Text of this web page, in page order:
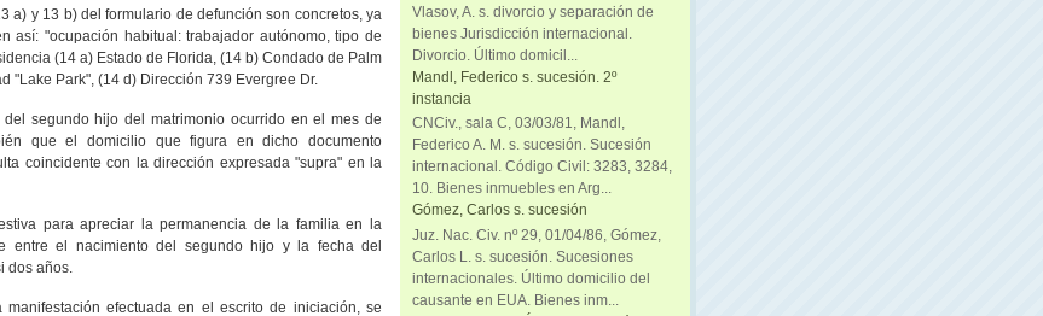
a) y 13 b) del formulario de defunción son concretos, ya
así: "ocupación habitual: trabajador autónomo, tipo de
(14 a) Estado de Florida, (14 b) Condado de Palm
"Lake Park", (14 d) Dirección 739 Evergree Dr.
segundo hijo del matrimonio ocurrido en el mes de
que el domicilio que figura en dicho documento
coincidente con la dirección expresada "supra" en la
para apreciar la permanencia de la familia en la
entre el nacimiento del segundo hijo y la fecha del
dos años.
efectuada en el escrito de iniciación, se
Vlasov, A. s. divorcio y separación de
bienes Jurisdicción internacional.
Divorcio. Último domicil...
Mandl, Federico s. sucesión. 2º
instancia
CNCiv., sala C, 03/03/81, Mandl,
Federico A. M. s. sucesión. Sucesión
internacional. Código Civil: 3283, 3284,
10. Bienes inmuebles en Arg...
Gómez, Carlos s. sucesión
Juz. Nac. Civ. nº 29, 01/04/86, Gómez,
Carlos L. s. sucesión. Sucesiones
internacionales. Último domicilio del
causante en EUA. Bienes inm...